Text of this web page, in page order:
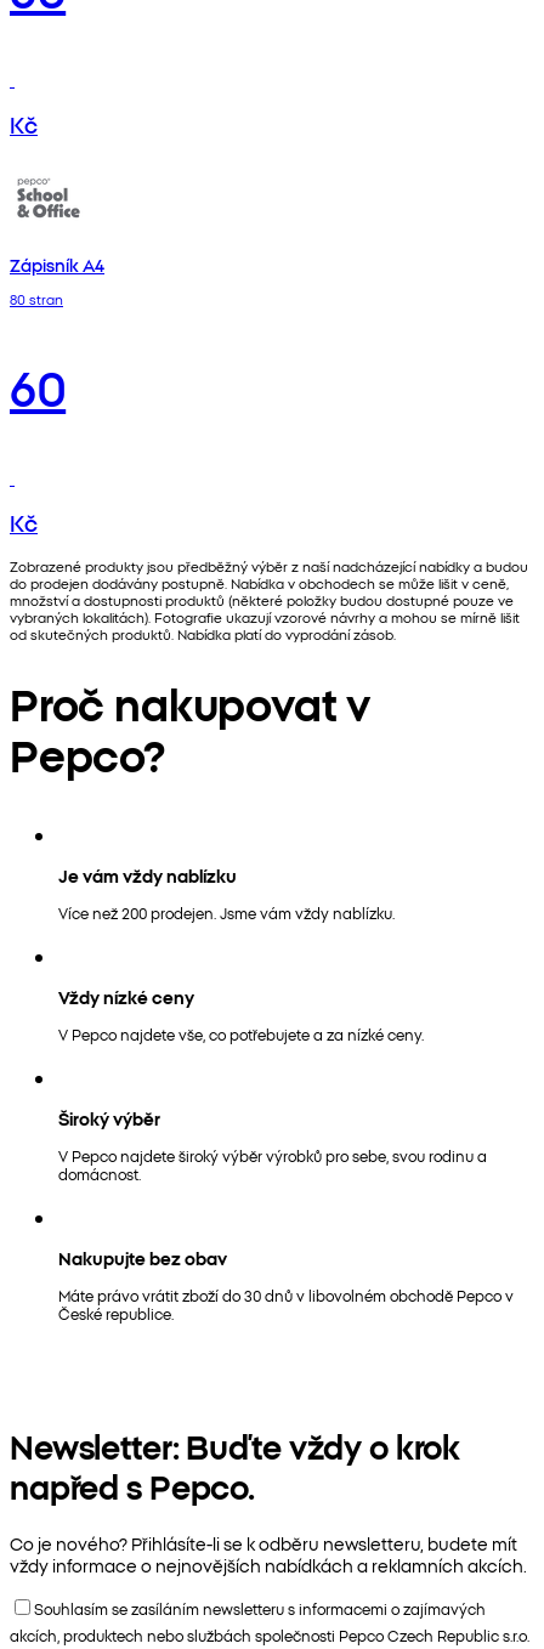
Kč
Zápisník A4
80 stran
60
Kč
Zobrazené produkty jsou předběžný výběr z naší nadcházející nabídky a budou
do prodejen dodávány postupně. Nabídka v obchodech se může lišit v ceně,
množství a dostupnosti produktů (některé položky budou dostupné pouze ve
vybraných lokalitách). Fotografie ukazují vzorové návrhy a mohou se mírně lišit
od skutečných produktů. Nabídka platí do vyprodání zásob.
Proč nakupovat v
Pepco?
Je vám vždy nablízku
Více než 200 prodejen. Jsme vám vždy nablízku.
Vždy nízké ceny
V Pepco najdete vše, co potřebujete a za nízké ceny.
Široký výběr
V Pepco najdete široký výběr výrobků pro sebe, svou rodinu a
domácnost.
Nakupujte bez obav
Máte právo vrátit zboží do 30 dnů v libovolném obchodě Pepco v
České republice.
Newsletter: Buďte vždy o krok
napřed s Pepco.
Co je nového? Přihlásíte-li se k odběru newsletteru, budete mít
vždy informace o nejnovějších nabídkách a reklamních akcích.
Souhlasím se zasíláním newsletteru s informacemi o zajímavých
akcích, produktech nebo službách společnosti Pepco Czech Republic s.r.o.